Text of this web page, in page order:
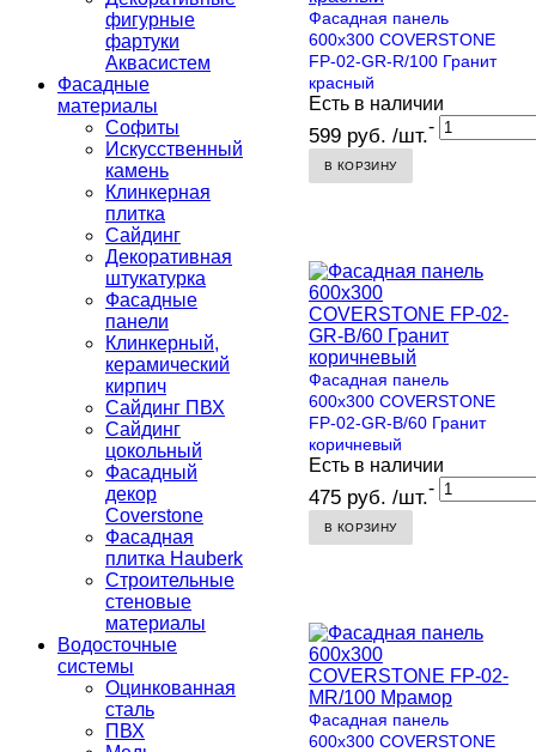
фигурные
фартуки
Аквасистем
Фасадные
материалы
Софиты
Искусственный
камень
Клинкерная
плитка
Сайдинг
Декоративная
штукатурка
Фасадные
панели
Клинкерный,
керамический
кирпич
Сайдинг ПВХ
Сайдинг
цокольный
Фасадный
декор
Coverstone
Фасадная
плитка Hauberk
Строительные
стеновые
материалы
Водосточные
системы
Оцинкованная
сталь
ПВХ
Фасадная панель
600х300 COVERSTONE
FP-02-GR-R/100 Гранит
красный
Есть в наличии
599 руб. /шт.-
В КОРЗИНУ
Фасадная панель
600х300 COVERSTONE
FP-02-GR-B/60 Гранит
коричневый
Есть в наличии
475 руб. /шт.-
В КОРЗИНУ
Фасадная панель
600х300 COVERSTONE